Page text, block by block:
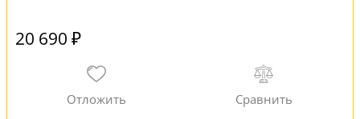
20 690 ₽